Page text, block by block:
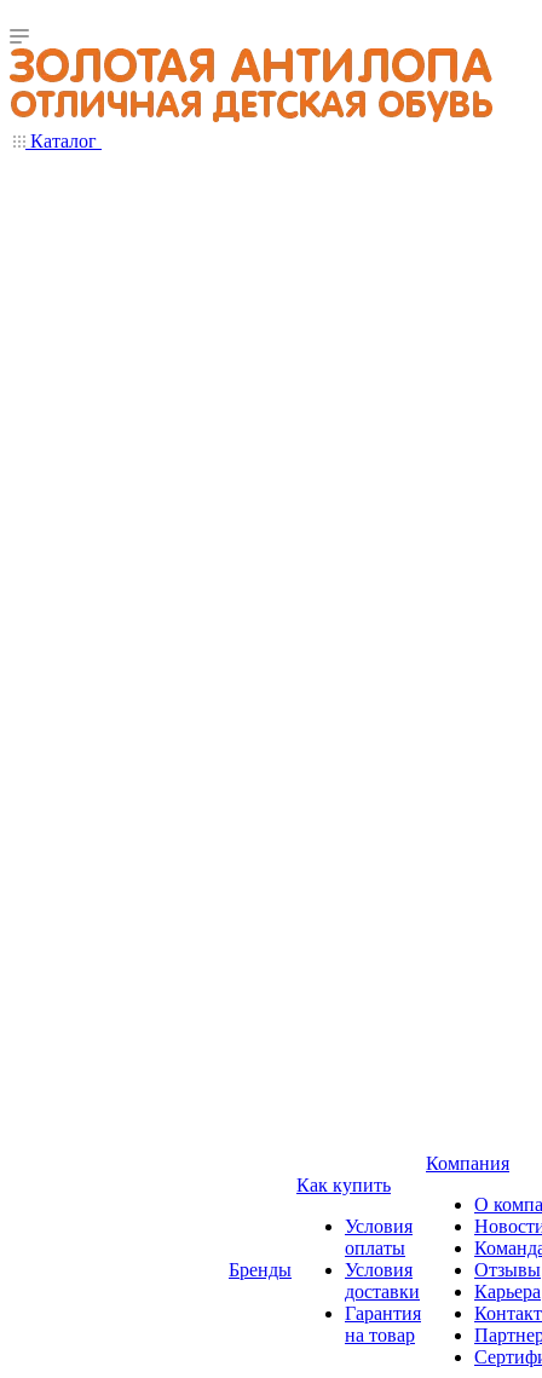
Каталог
Бренды
Как купить
Условия
оплаты
Условия
доставки
Гарантия
на товар
Компания
О
Отзывы
Карьера